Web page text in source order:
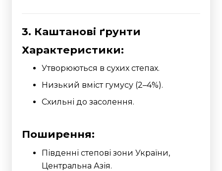
3. Каштанові ґрунти
Характеристики:
Утворюються в сухих степах.
Низький вміст гумусу (2–4%).
Схильні до засолення.
Поширення:
Південні степові зони України,
Центральна Азія.